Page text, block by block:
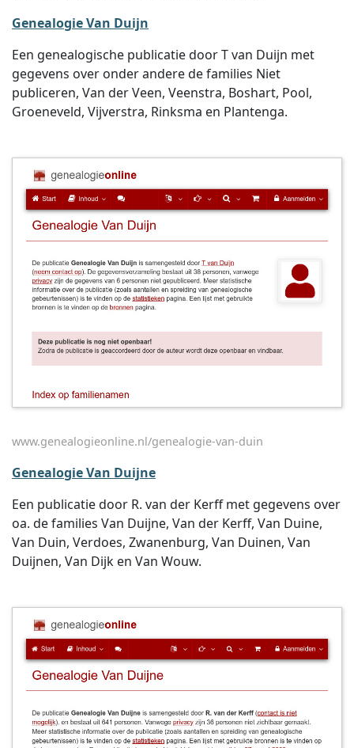
Genealogie Van Duijn
Een genealogische publicatie door T van Duijn met
gegevens over onder andere de families Niet
publiceren, Van der Veen, Veenstra, Boshart, Pool,
Groeneveld, Vijverstra, Rinksma en Plantenga.
www.genealogieonline.nl/genealogie-van-duin
Genealogie Van Duijne
Een publicatie door R. van der Kerff met gegevens over
oa. de families Van Duijne, Van der Kerff, Van Duine,
Van Duin, Verdoes, Zwanenburg, Van Duinen, Van
Duijnen, Van Dijk en Van Wouw.